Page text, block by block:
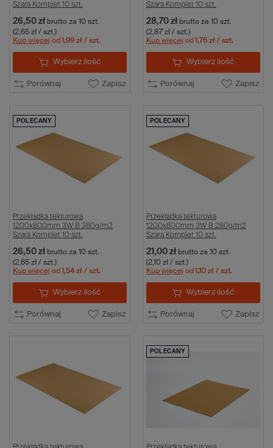
Szara Komplet 10 szt.
26,50 zł brutto za 10 szt.
(2,65 zł / szt.)
Kup więcej od 1,99 zł / szt.
Porównaj Zapisz
Wybierz ilość
Szara Komplet 10 szt.
28,70 zł brutto za 10 szt.
(2,87 zł / szt.)
Kup więcej od 1,76 zł / szt.
Porównaj Zapisz
Wybierz ilość
POLECANY
Przekładka tekturowa
1200x800mm 3W B 380g/m2
Szara Komplet 10 szt.
26,50 zł brutto za 10 szt.
(2,65 zł / szt.)
Kup więcej od 1,54 zł / szt.
Porównaj Zapisz
Wybierz ilość
POLECANY
Przekładka tekturowa
1200x800mm 3W B 280g/m2
Szara Komplet 10 szt.
21,00 zł brutto za 10 szt.
(2,10 zł / szt.)
Kup więcej od 1,10 zł / szt.
Porównaj Zapisz
Wybierz ilość
POLECANY